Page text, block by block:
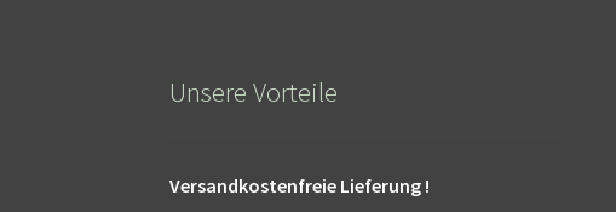
Unsere Vorteile
Versandkostenfreie Lieferung !